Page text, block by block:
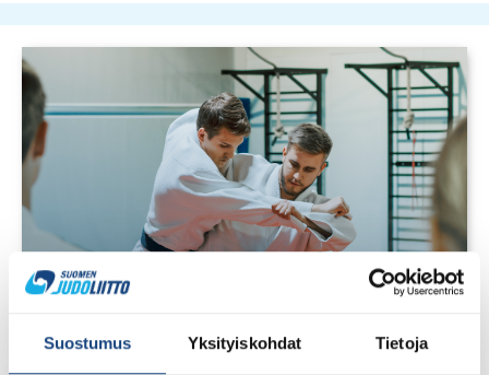
Suostumus Yksityiskohdat Tietoja